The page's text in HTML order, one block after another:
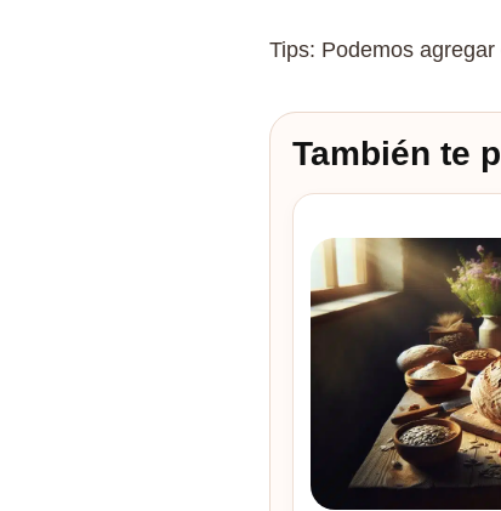
Tips: Podemos
También te